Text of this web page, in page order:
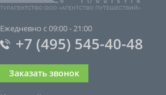
Ежедневно с 09:00 - 21:00
+7 (495) 545-40-48
Заказать звонок